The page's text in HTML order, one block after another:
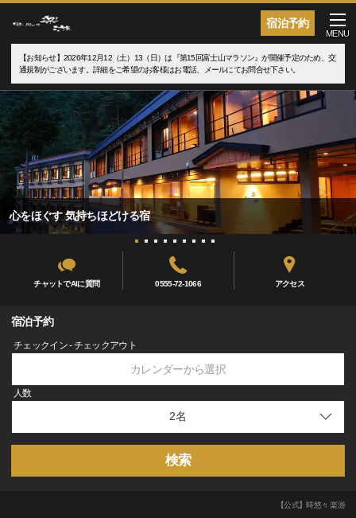
宿泊予約
MENU
【お知らせ】2026年12月12（土）13（日）は『第15回富士山マラソン』が開催予定のため、交
通規制がございます。詳細をご希望のお客様はお電話、メールにてお問合せ下さい。
心をほぐす 気持ちほどける宿
チャットでAIに質問 0555-72-1066 アクセス
宿泊予約
チェックイン - チェックアウト
カレンダーから選択
人数
検索
【公式】時悠々 楽游